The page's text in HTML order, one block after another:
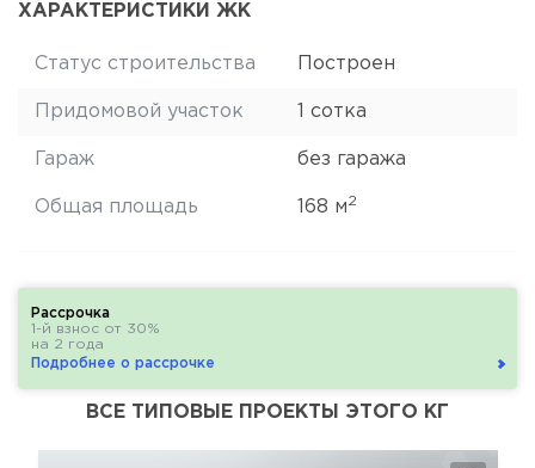
ХАРАКТЕРИСТИКИ ЖК
Статус строительства Построен
Придомовой участок 1 сотка
Гараж без гаража
Общая площадь 168 м2
Рассрочка
1-й взнос от 30%
на 2 года
Подробнее о рассрочке
ВСЕ ТИПОВЫЕ ПРОЕКТЫ ЭТОГО КГ